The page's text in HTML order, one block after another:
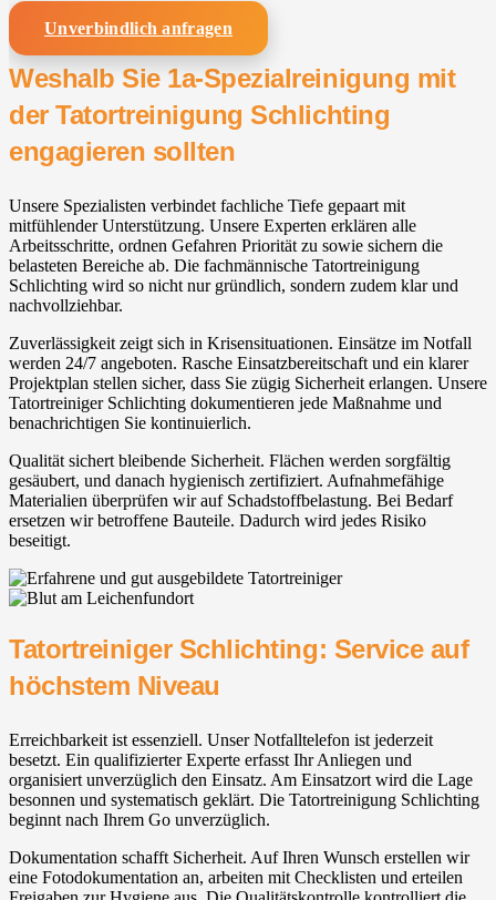
Unverbindlich anfragen
Weshalb Sie 1a-Spezialreinigung mit
der Tatortreinigung Schlichting
engagieren sollten
Unsere Spezialisten verbindet fachliche Tiefe gepaart mit
mitfühlender Unterstützung. Unsere Experten erklären alle
Arbeitsschritte, ordnen Gefahren Priorität zu sowie sichern die
belasteten Bereiche ab. Die fachmännische Tatortreinigung
Schlichting wird so nicht nur gründlich, sondern zudem klar und
nachvollziehbar.
Zuverlässigkeit zeigt sich in Krisensituationen. Einsätze im Notfall
werden 24/7 angeboten. Rasche Einsatzbereitschaft und ein klarer
Projektplan stellen sicher, dass Sie zügig Sicherheit erlangen. Unsere
Tatortreiniger Schlichting dokumentieren jede Maßnahme und
benachrichtigen Sie kontinuierlich.
Qualität sichert bleibende Sicherheit. Flächen werden sorgfältig
gesäubert, und danach hygienisch zertifiziert. Aufnahmefähige
Materialien überprüfen wir auf Schadstoffbelastung. Bei Bedarf
ersetzen wir betroffene Bauteile. Dadurch wird jedes Risiko
beseitigt.
Tatortreiniger Schlichting: Service auf
höchstem Niveau
Erreichbarkeit ist essenziell. Unser Notfalltelefon ist jederzeit
besetzt. Ein qualifizierter Experte erfasst Ihr Anliegen und
organisiert unverzüglich den Einsatz. Am Einsatzort wird die Lage
besonnen und systematisch geklärt. Die Tatortreinigung Schlichting
beginnt nach Ihrem Go unverzüglich.
Dokumentation schafft Sicherheit. Auf Ihren Wunsch erstellen wir
eine Fotodokumentation an, arbeiten mit Checklisten und erteilen